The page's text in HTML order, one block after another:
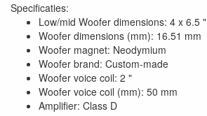
Specificaties:
Low/mid Woofer dimensions: 4 x 6.5 "
Woofer dimensions (mm): 16.51 mm
Woofer magnet: Neodymium
Woofer brand: Custom-made
Woofer voice coil: 2 "
Woofer voice coil (mm): 50 mm
Amplifier: Class D